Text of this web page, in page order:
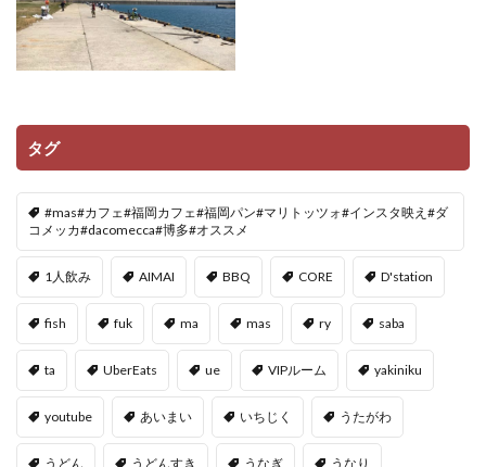
タグ
#mas#カフェ#福岡カフェ#福岡パン#マリトッツォ#インスタ映え#ダ
コメッカ#dacomecca#博多#オススメ
1人飲み AIMAI BBQ CORE D'station
fish fuk ma mas ry saba
ta UberEats ue VIPルーム yakiniku
youtube あいまい いちじく うたがわ
うどん うどんすき うなぎ うなり